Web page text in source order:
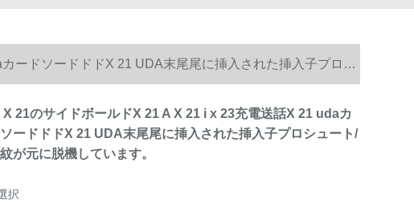
ードソードドドX 21 UDA末尾尾に挿入された挿入子プロシ
21のサイドボールドX 21 A X 21 i x 23充電送話X 21 udaカ
ードドドX 21 UDA末尾尾に挿入された挿入子プロシュート/
が元に脱機しています。
択